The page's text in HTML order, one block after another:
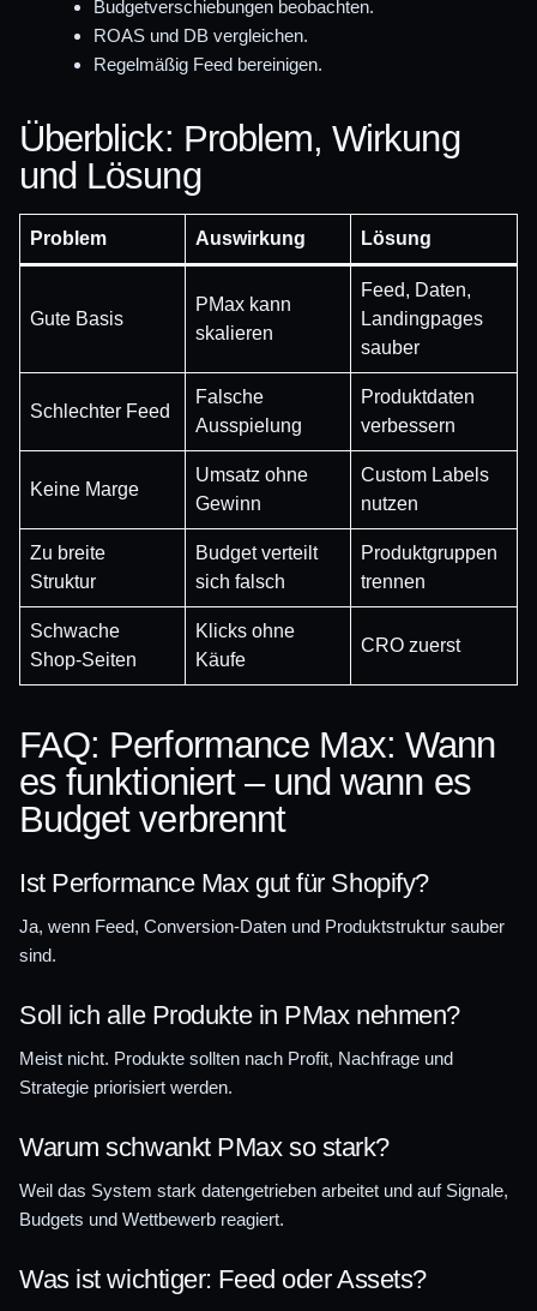
Budgetverschiebungen beobachten.
ROAS und DB vergleichen.
Regelmäßig Feed bereinigen.
Überblick: Problem, Wirkung
und Lösung
Problem Auswirkung Lösung
Gute Basis
PMax kann
skalieren
Feed, Daten,
Landingpages
sauber
Schlechter Feed
Falsche
Ausspielung
Produktdaten
verbessern
Keine Marge
Umsatz ohne
Gewinn
Custom Labels
nutzen
Zu breite
Struktur
Budget verteilt
sich falsch
Produktgruppen
trennen
Schwache
Shop-Seiten
Klicks ohne
Käufe
CRO zuerst
FAQ: Performance Max: Wann
es funktioniert – und wann es
Budget verbrennt
Ist Performance Max gut für Shopify?
Ja, wenn Feed, Conversion-Daten und Produktstruktur sauber
sind.
Soll ich alle Produkte in PMax nehmen?
Meist nicht. Produkte sollten nach Profit, Nachfrage und
Strategie priorisiert werden.
Warum schwankt PMax so stark?
Weil das System stark datengetrieben arbeitet und auf Signale,
Budgets und Wettbewerb reagiert.
Was ist wichtiger: Feed oder Assets?